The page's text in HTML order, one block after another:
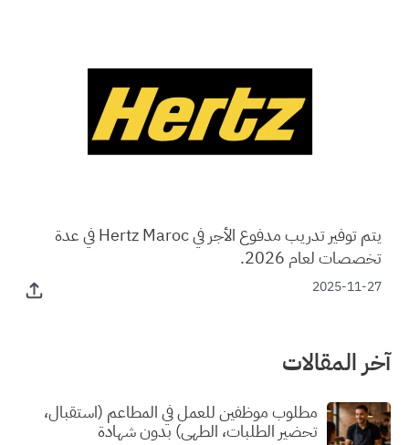
يتم توفير تدريب مدفوع الأجر في Hertz Maroc في عدة
تخصصات لعام 2026.
2025-11-27
آخر المقالات
مطلوب موظفين للعمل في المطاعم (استقبال،
تحضير الطلبات، الطهي) بدون شهادة